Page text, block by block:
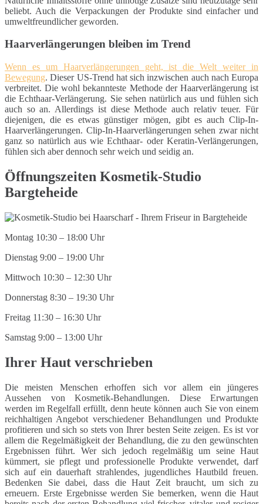
beliebt. Auch die Verpackungen der Produkte sind einfacher und
umweltfreundlicher geworden.
Haarverlängerungen bleiben im Trend
Wenn es um Haarverlängerungen geht, ist die Welt weiter in
Bewegung. Dieser US-Trend hat sich inzwischen auch nach Europa
verbreitet. Die wohl bekannteste Methode der Haarverlängerung ist
die Echthaar-Verlängerung. Sie sehen natürlich aus und fühlen sich
auch so an. Allerdings ist diese Methode auch relativ teuer. Für
diejenigen, die es etwas günstiger mögen, gibt es auch Clip-In-
Haarverlängerungen. Clip-In-Haarverlängerungen sehen zwar nicht
ganz so natürlich aus wie Echthaar- oder Keratin-Verlängerungen,
fühlen sich aber dennoch sehr weich und seidig an.
Öffnungszeiten Kosmetik-Studio
Bargteheide
Montag 10:30 – 18:00 Uhr
Dienstag 9:00 – 19:00 Uhr
Mittwoch 10:30 – 12:30 Uhr
Donnerstag 8:30 – 19:30 Uhr
Freitag 11:30 – 16:30 Uhr
Samstag 9:00 – 13:00 Uhr
Ihrer Haut verschrieben
Die meisten Menschen erhoffen sich vor allem ein jüngeres
Aussehen von Kosmetik-Behandlungen. Diese Erwartungen
werden im Regelfall erfüllt, denn heute können auch Sie von einem
reichhaltigen Angebot verschiedener Behandlungen und Produkte
profitieren und sich so stets von Ihrer besten Seite zeigen. Es ist vor
allem die Regelmäßigkeit der Behandlung, die zu den gewünschten
Ergebnissen führt. Wer sich jedoch regelmäßig um seine Haut
kümmert, sie pflegt und professionelle Produkte verwendet, darf
sich auf ein dauerhaft strahlendes, jugendliches Hautbild freuen.
Bedenken Sie dabei, dass die Haut Zeit braucht, um sich zu
erneuern. Erste Ergebnisse werden Sie bemerken, wenn die Haut